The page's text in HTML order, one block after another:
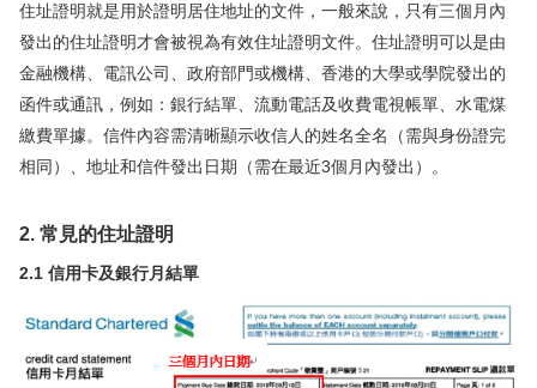
華盛APls
低時延極速交易系統
概述
AM 資產管理服務
ECM 股權資本市場服務
FICC 固定收益、外匯和大宗商品服務
WM 財富管理服務
住址證明就是用於證明居住地址的文件，一般來說，只有三個月內
發出的住址證明才會被視為有效住址證明文件。住址證明可以是由
金融機構、電訊公司、政府部門或機構、香港的大學或學院發出的
函件或通訊，例如：銀行結單、流動電話及收費電視帳單、水電煤
繳費單據。信件內容需清晰顯示收信人的姓名全名（需與身份證完
相同）、地址和信件發出日期（需在最近3個月內發出）。
2. 常見的住址證明
2.1 信用卡及銀行月結單